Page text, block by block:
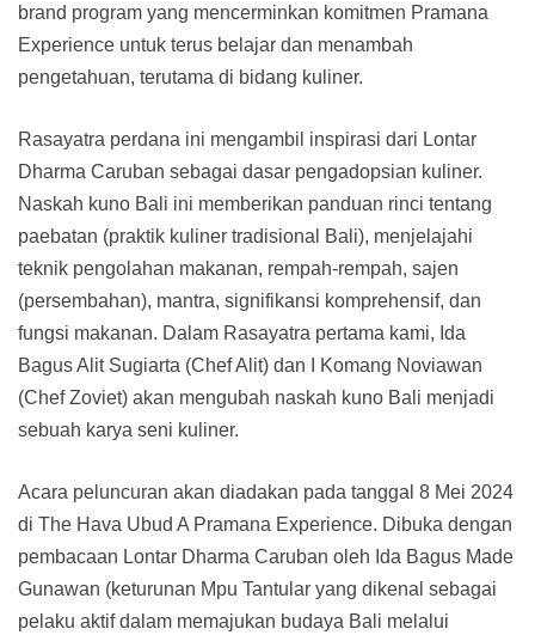
brand program yang mencerminkan komitmen Pramana
Experience untuk terus belajar dan menambah
pengetahuan, terutama di bidang kuliner.
Rasayatra perdana ini mengambil inspirasi dari Lontar
Dharma Caruban sebagai dasar pengadopsian kuliner.
Naskah kuno Bali ini memberikan panduan rinci tentang
paebatan (praktik kuliner tradisional Bali), menjelajahi
teknik pengolahan makanan, rempah-rempah, sajen
(persembahan), mantra, signifikansi komprehensif, dan
fungsi makanan. Dalam Rasayatra pertama kami, Ida
Bagus Alit Sugiarta (Chef Alit) dan I Komang Noviawan
(Chef Zoviet) akan mengubah naskah kuno Bali menjadi
sebuah karya seni kuliner.
Acara peluncuran akan diadakan pada tanggal 8 Mei 2024
di The Hava Ubud A Pramana Experience. Dibuka dengan
pembacaan Lontar Dharma Caruban oleh Ida Bagus Made
Gunawan (keturunan Mpu Tantular yang dikenal sebagai
pelaku aktif dalam memajukan budaya Bali melalui